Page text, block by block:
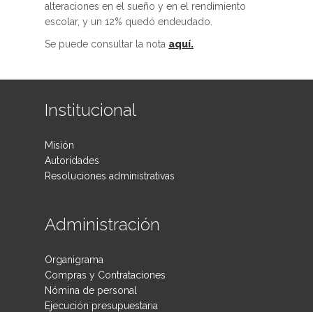
alteraciones en el sueño y en el rendimiento
escolar, y un 12% quedó endeudado.
Se puede consultar la nota aquí.
Institucional
Misión
Autoridades
Resoluciones administrativas
Administración
Organigrama
Compras y Contrataciones
Nómina de personal
Ejecución presupuestaria